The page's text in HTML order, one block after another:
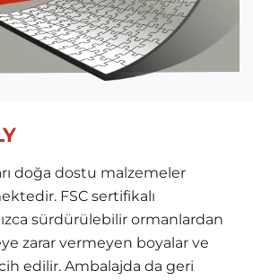
doğa dostu malzemeler
FSC sertifikalı
sürdürülebilir ormanlardan
zarar vermeyen boyalar ve
edilir. Ambalajda da geri